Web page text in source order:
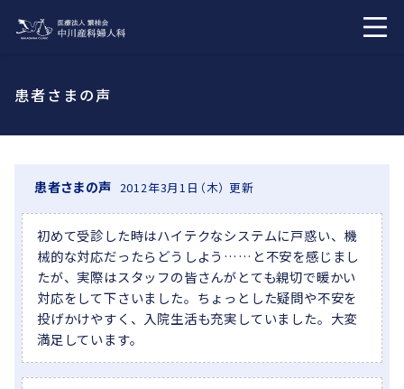
患者さまの声
患者さまの声 2012年3月1日（木） 更新
初めて受診した時はハイテクなシステムに戸惑い、機
械的な対応だったらどうしよう……と不安を感じまし
たが、実際はスタッフの皆さんがとても親切で暖かい
対応をして下さいました。ちょっとした疑問や不安を
投げかけやすく、入院生活も充実していました。大変
満足しています。